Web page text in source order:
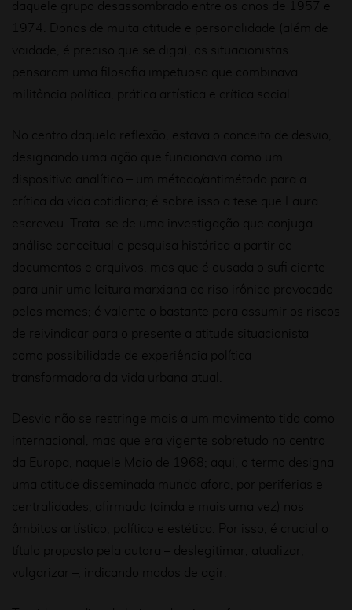
daquele grupo desassombrado entre os anos de 1957 e
1974. Donos de muita atitude e personalidade (além de
vaidade, é preciso que se diga), os situacionistas
pensaram uma filosofia impetuosa que combinava
militância política, prática artística e crítica social.
No centro daquela reflexão, estava o conceito de desvio
designando uma ação que funcionava como um
dispositivo analítico – um método/antimétodo para a
crítica da vida cotidiana; é sobre isso a tese que Laura
escreveu. Trata-se de uma investigação que conjuga
análise conceitual e pesquisa histórica a partir de
documentos e arquivos, mas que é ousada o sufi ciente
para unir uma leitura marxiana ao riso irônico provocado
pelos memes; é valente o bastante para assumir os riscos
de reivindicar para o presente a atitude situacionista
como possibilidade de experiência política
transformadora da vida urbana atual.
Desvio
não se restringe mais a um movimento tido como
internacional, mas que era vigente sobretudo no centro
da Europa, naquele Maio de 1968; aqui, o termo designa
uma atitude disseminada mundo afora, por periferias e
centralidades, afirmada (ainda e mais uma vez)
nos
âmbitos artístico, político e estético. Por isso, é crucial o
título proposto pela autora – deslegitimar, atualizar,
vulgarizar –, indicando modos de agir.